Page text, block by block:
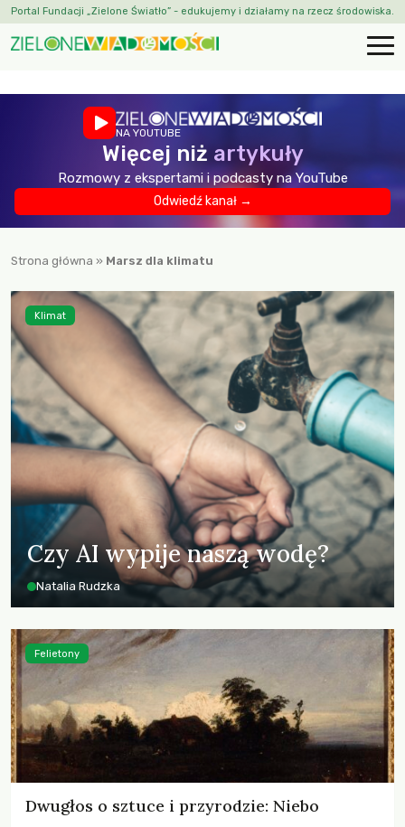
Portal Fundacji „Zielone Światło” - edukujemy i działamy na rzecz środowiska.
NA YOUTUBE
Więcej niż artykuły
Rozmowy z ekspertami i podcasty na YouTube
Odwiedź kanał →
Strona główna » Marsz dla klimatu
Czy AI wypije naszą wodę?
Natalia Rudzka
Klimat
Dwugłos o sztuce i przyrodzie: Niebo
Felietony